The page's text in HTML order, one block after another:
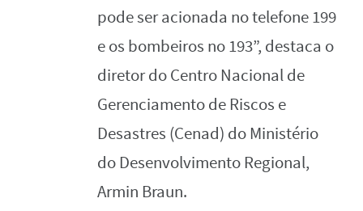
pode ser acionada no telefone 199
e os bombeiros no 193”, destaca o
diretor do Centro Nacional de
Gerenciamento de Riscos e
Desastres (Cenad) do Ministério
do Desenvolvimento Regional,
Armin Braun.